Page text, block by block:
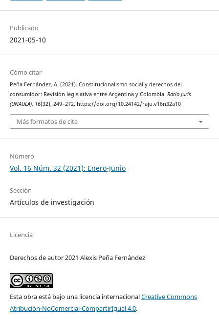
Publicado
2021-05-10
Cómo citar
Peña Fernández, A. (2021). Constitucionalismo social y derechos del
consumidor: Revisión legislativa entre Argentina y Colombia. Ratio Juris
(UNAULA), 16(32), 249–272. https://doi.org/10.24142/raju.v16n32a10
Más formatos de cita
Número
Vol. 16 Núm. 32 (2021): Enero-Junio
Sección
Artículos de investigación
Licencia
Derechos de autor 2021 Alexis Peña Fernández
Esta obra está bajo una licencia internacionalCreative Commons
Atribución-NoComercial-CompartirIgual 4.0.